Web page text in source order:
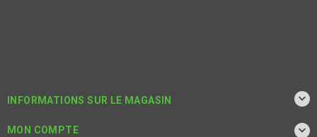
INFORMATIONS SUR LE MAGASIN 
MON COMPTE 